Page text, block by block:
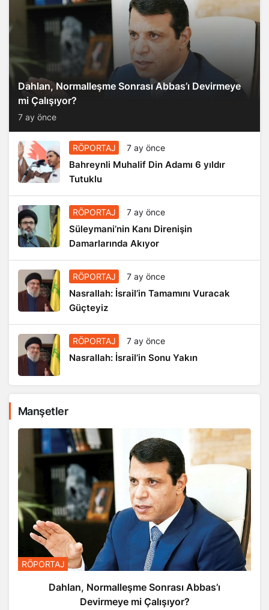
Dahlan, Normalleşme Sonrası Abbas’ı Devirmeye
mi Çalışıyor?
7 ay önce
RÖPORTAJ 7 ay önce
Bahreynli Muhalif Din Adamı 6 yıldır
Tutuklu
RÖPORTAJ 7 ay önce
Süleymani’nin Kanı Direnişin
Damarlarında Akıyor
RÖPORTAJ 7 ay önce
Nasrallah: İsrail’in Tamamını Vuracak
Güçteyiz
RÖPORTAJ 7 ay önce
Nasrallah: İsrail’in Sonu Yakın
Manşetler
RÖPORTAJ
Dahlan, Normalleşme Sonrası Abbas’ı
Devirmeye mi Çalışıyor?